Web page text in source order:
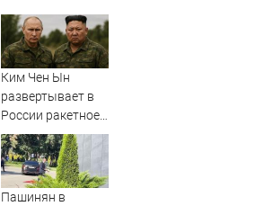
Ким Чен Ын
развертывает в
России ракетное
подразделение
для нанесения
ударов по
Украине
Пашинян в